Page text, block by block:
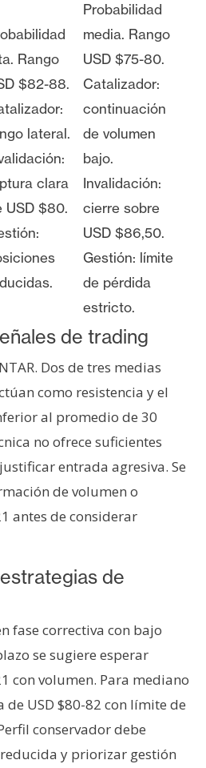
Rango
$82-88.
lateral.
clara
USD $80.
Probabilidad
media. Rango
USD $75-80.
Catalizador:
continuación
de volumen
bajo.
Invalidación:
cierre sobre
USD $86,50.
Gestión: límite
de pérdida
estricto.
de trading
Dos de tres medias
como resistencia y el
al promedio de 30
no ofrece suficientes
entrada agresiva. Se
de volumen o
antes de considerar
de
fase correctiva con bajo
se sugiere esperar
con volumen. Para mediano
USD $80-82 con límite de
conservador debe
y priorizar gestión